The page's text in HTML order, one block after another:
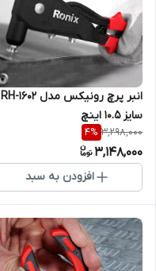
انبر پرچ رونیکس مدل RH-1602
سایز ۱۰.۵ اینچ
3,298,000
4%
3,148,000
افزودن به سبد